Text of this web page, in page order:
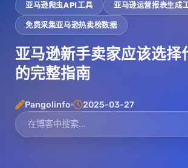
亚马逊爬虫API工具 亚马逊运营报表生成
免费采集亚马逊热卖榜数据
亚马逊新手卖家应该选择
的完整指南
Pangolinfo 2025-03-27